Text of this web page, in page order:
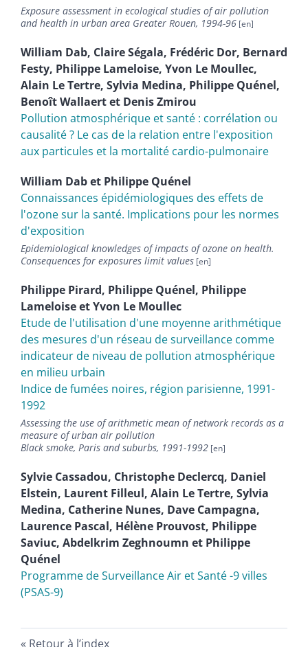
Exposure assessment in ecological studies of air pollution
and health in urban area Greater Rouen, 1994-96
William Dab, ClaireSégala, Frédéric Dor, Bernard
Festy, Philippe Lameloise, Yvon Le Moullec,
Alain Le Tertre, Sylvia Medina, Philippe Quénel,
BenoîtWallaertet DenisZmirou
Pollution atmosphérique et santé : corrélation ou
causalité ? Le cas de la relation entre l'exposition
aux particules et la mortalité cardio-pulmonaire
William Dabet Philippe Quénel
Connaissances épidémiologiques des effets de
l'ozone sur la santé. Implications pour les normes
d'exposition
Epidemiological knowledges of impacts of ozone on health.
Consequences for exposures limit values
Philippe Pirard, Philippe Quénel, Philippe
LameloiseetYvon Le Moullec
Etude de l'utilisation d'une moyenne arithmétique
des mesures d'un réseau de surveillance comme
indicateur de niveau de pollution atmosphérique
en milieu urbain
Indice de fumées noires, région parisienne, 1991-
1992
Assessing the use of arithmetic mean of network records as a
measure of urban air pollution
Black smoke, Paris and suburbs, 1991-1992
Sylvie Cassadou, Christophe Declercq, Daniel
Elstein, Laurent Filleul, Alain Le Tertre, Sylvia
Medina, Catherine Nunes, Dave Campagna,
Laurence Pascal, Hélène Prouvost, Philippe
Saviuc, Abdelkrim Zeghnoumn et Philippe
Quénel
Programme de Surveillance Air et Santé -9 villes
(PSAS-9)
Retour à l’index